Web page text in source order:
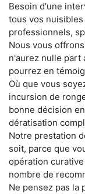
Besoin d'une
tous vos
professionnels,
Nous vous
n'aurez nulle part
pourrez en
Où que vous
incursion de
bonne décision
dératisation
Notre prestation
soit, parce que
opération
nombre de
Ne pensez pas la